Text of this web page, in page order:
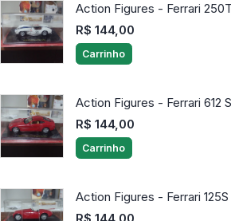
Action Figures - Ferrari
R$ 144,00
Carrinho
Action Figures - Ferrari 612
R$ 144,00
Carrinho
Action Figures - Ferrari 125S